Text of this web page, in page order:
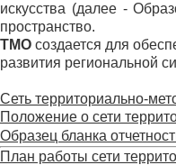
искусства (далее -
пространство.
ТМО создается для
развития региональной
Сеть территориально-
Положение о сети
Образец бланка
План работы сети